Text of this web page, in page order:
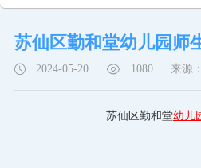
苏仙区勤和堂幼儿园师
2024-05-20 1080 来源
苏仙区勤和堂幼儿